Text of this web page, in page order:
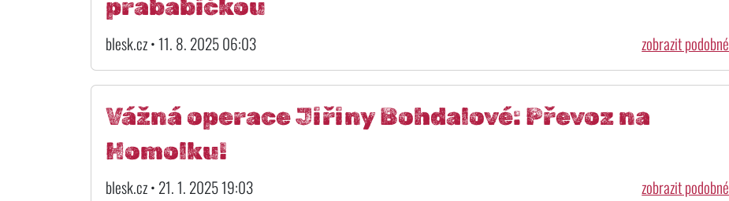
prababičkou
blesk.cz • 11. 8. 2025 06:03 zobrazit podobné
Vážná operace Jiřiny Bohdalové: Převoz na
Homolku!
blesk.cz • 21. 1. 2025 19:03 zobrazit podobné